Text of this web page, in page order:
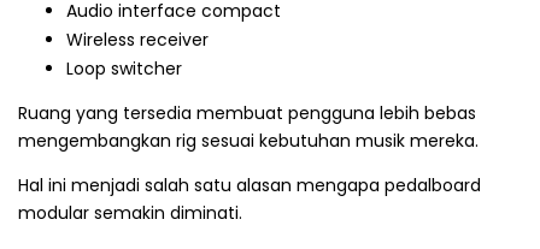
Audio interface compact
Wireless receiver
Loop switcher
Ruang yang tersedia membuat pengguna lebih bebas
mengembangkan rig sesuai kebutuhan musik mereka.
Hal ini menjadi salah satu alasan mengapa pedalboard
modular semakin diminati.